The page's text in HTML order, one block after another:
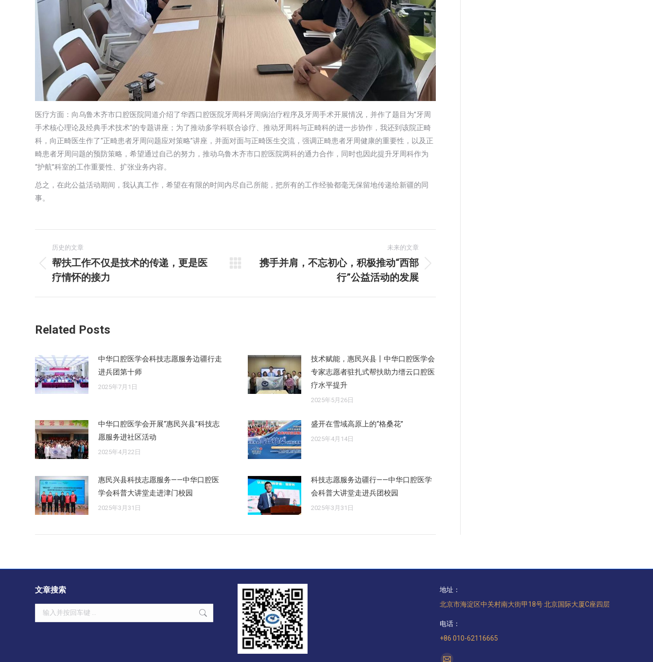
医疗方面：向乌鲁木齐市口腔医院同道介绍了华西口腔医院牙周科牙周病治疗程序及牙周手术开展情况，并作了题目为”牙周
手术核心理论及经典手术技术“的专题讲座；为了推动多学科联合诊疗、推动牙周科与正畸科的进一步协作，我还到该院正畸
科，向正畸医生作了“正畸患者牙周问题应对策略”讲座，并面对面与正畸医生交流，强调正畸患者牙周健康的重要性，以及正
畸患者牙周问题的预防策略，希望通过自己的努力，推动乌鲁木齐市口腔医院两科的通力合作，同时也因此提升牙周科作为
“护航”科室的工作重要性、扩张业务内容。
总之，在此公益活动期间，我认真工作，希望在有限的时间内尽自己所能，把所有的工作经验都毫无保留地传递给新疆的同
事。
章
航
历史的文章
历
史
的
帮扶工作不仅是技术的传递，更是医
疗情怀的接力
未来的文章
未
的
携手并肩，不忘初心，积极推动“西部
行”公益活动的发展
Related Posts
中华口腔医学会科技志愿服务边疆行走
进兵团第十师
2025年7月1日
技术赋能，惠民兴县丨中华口腔医学会
专家志愿者驻扎式帮扶助力缙云口腔医
疗水平提升
2025年5月26日
中华口腔医学会开展“惠民兴县”科技志
愿服务进社区活动
2025年4月22日
盛开在雪域高原上的“格桑花”
2025年4月14日
惠民兴县科技志愿服务——中华口腔医
学会科普大讲堂走进津门校园
2025年3月31日
科技志愿服务边疆行——中华口腔医学
会科普大讲堂走进兵团校园
2025年3月31日
文章搜索
Search:
地址：
北京市海淀区中关村南大街甲18号 北京国际大厦C座四层
电话：
+86 010-62116665
找到我们：